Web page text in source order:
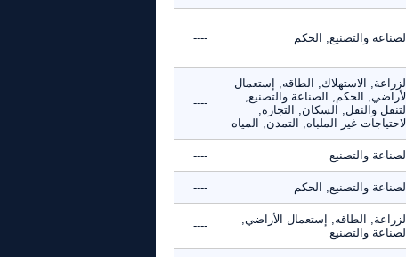
الصناعة والتصنيع, الحكم ----
الزراعة, الاستهلاك, الطاقه, إستعمال
الأراضي, الحكم, الصناعة والتصنيع,
التنقل والنقل, السكان, التجاره,
الاحتياجات غير الملباه, التمدن, المياه
----
الصناعة والتصنيع ----
الصناعة والتصنيع, الحكم ----
الزراعة, الطاقه, إستعمال الأراضي,
الصناعة والتصنيع
----